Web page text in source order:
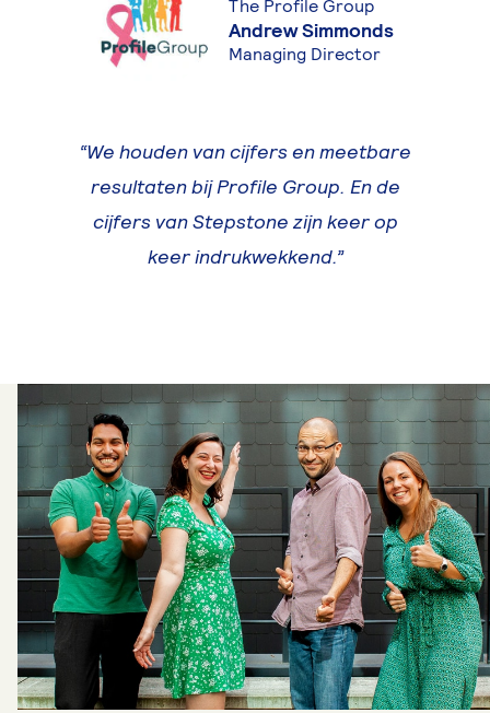
The Profile Group
Andrew Simmonds
Managing Director
We houden van cijfers en meetbare
resultaten bij Profile Group. En de
cijfers van Stepstone zijn keer op
keer indrukwekkend.